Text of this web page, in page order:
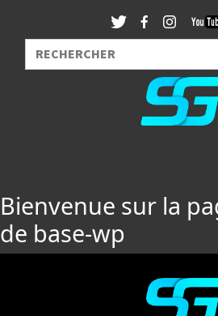
Bienvenue sur la
de base-wp